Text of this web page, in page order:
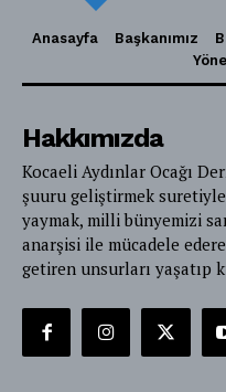
Anasayfa Başkanımız
Hakkımızda
Kocaeli Aydınlar Ocağı
şuuru geliştirmek
yaymak, milli bünyemizi
anarşisi ile mücadele
getiren unsurları yaşatıp